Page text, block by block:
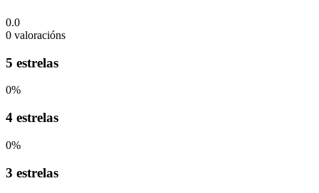
0.0
0 valoracións
5 estrelas
0%
4 estrelas
0%
3 estrelas